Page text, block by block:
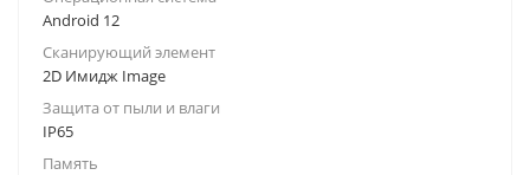
Android 12
Сканирующий элемент
2D Имидж Image
Защита от пыли и влаги
IP65
Память